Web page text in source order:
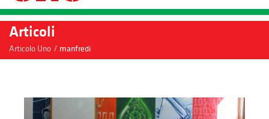
Articoli
Articolo Uno / manfredi